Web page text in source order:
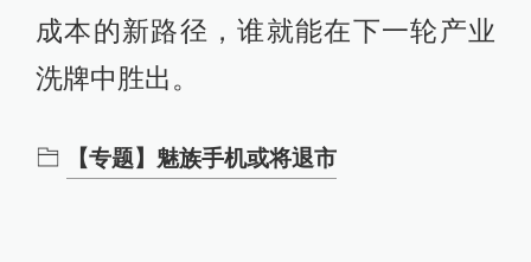
成本的新路径，谁就能在下一轮产业
洗牌中胜出。
【专题】魅族手机或将退市